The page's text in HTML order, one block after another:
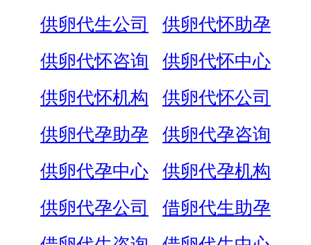
供卵代生公司
供卵代怀助孕
供卵代怀咨询
供卵代怀中心
供卵代怀机构
供卵代怀公司
供卵代孕助孕
供卵代孕咨询
供卵代孕中心
供卵代孕机构
供卵代孕公司
借卵代生助孕